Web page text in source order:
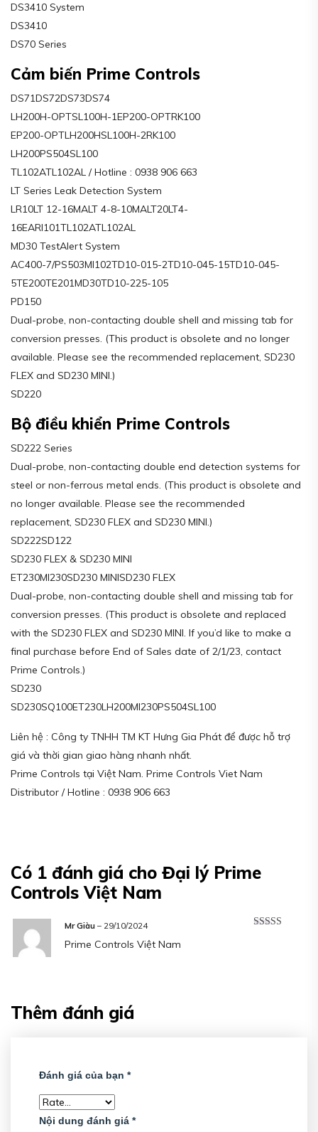
DS3410 System
DS3410
DS70 Series
Cảm biến Prime Controls
DS71DS72DS73DS74
LH200H-OPTSL100H-1EP200-OPTRK100
EP200-OPTLH200HSL100H-2RK100
LH200PS504SL100
TL102ATL102AL / Hotline : 0938 906 663
LT Series Leak Detection System
LR10LT 12-16MALT 4-8-10MALT20LT4-
16EARI101TL102ATL102AL
MD30 TestAlert System
AC400-7/PS503MI102TD10-015-2TD10-045-15TD10-045-
5TE200TE201MD30TD10-225-105
PD150
Dual-probe, non-contacting double shell and missing tab for
conversion presses. (This product is obsolete and no longer
available. Please see the recommended replacement, SD230
FLEX and SD230 MINI.)
SD220
Bộ điều khiển Prime Controls
SD222 Series
Dual-probe, non-contacting double end detection systems for
steel or non-ferrous metal ends. (This product is obsolete and
no longer available. Please see the recommended
replacement, SD230 FLEX and SD230 MINI.)
SD222SD122
SD230 FLEX & SD230 MINI
ET230MI230SD230 MINISD230 FLEX
Dual-probe, non-contacting double shell and missing tab for
conversion presses. (This product is obsolete and replaced
with the SD230 FLEX and SD230 MINI. If you’d like to make a
final purchase before End of Sales date of 2/1/23, contact
Prime Controls.)
SD230
SD230SQ100ET230LH200MI230PS504SL100
Liên hệ : Công ty TNHH TM KT Hưng Gia Phát để được hỗ trợ
giá và thời gian giao hàng nhanh nhất.
Prime Controls tại Việt Nam. Prime Controls Viet Nam
Distributor / Hotline : 0938 906 663
Có 1 đánh giá cho Đại lý Prime
Controls Việt Nam
Mr Giàu – 29/10/2024
Prime Controls Việt Nam
Thêm đánh giá
Đánh giá của bạn *
Nội dung đánh giá *